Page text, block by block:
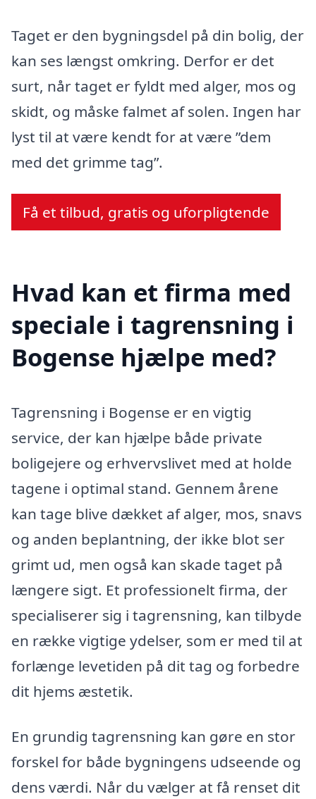
Taget er den bygningsdel på din bolig, der
kan ses længst omkring. Derfor er det
surt, når taget er fyldt med alger, mos og
skidt, og måske falmet af solen. Ingen har
lyst til at være kendt for at være ”dem
med det grimme tag”.
Få et tilbud, gratis og uforpligtende
Hvad kan et firma med
speciale i tagrensning i
Bogense hjælpe med?
Tagrensning i Bogense er en vigtig
service, der kan hjælpe både private
boligejere og erhvervslivet med at holde
tagene i optimal stand. Gennem årene
kan tage blive dækket af alger, mos, snavs
og anden beplantning, der ikke blot ser
grimt ud, men også kan skade taget på
længere sigt. Et professionelt firma, der
specialiserer sig i tagrensning, kan tilbyde
en række vigtige ydelser, som er med til at
forlænge levetiden på dit tag og forbedre
dit hjems æstetik.
En grundig tagrensning kan gøre en stor
forskel for både bygningens udseende og
dens værdi. Når du vælger at få renset dit